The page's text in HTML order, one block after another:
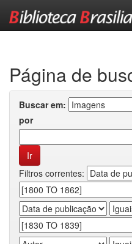
Página de
Buscar em:
por
Filtros correntes: